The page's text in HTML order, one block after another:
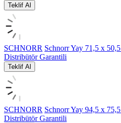
Teklif Al
SCHNORR Schnorr Yay 71,5 x
Distribütör Garantili
Teklif Al
SCHNORR Schnorr Yay 94,5 x
Distribütör Garantili